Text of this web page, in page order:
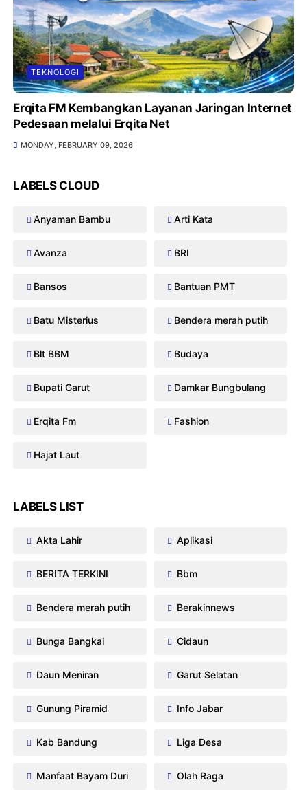
TEKNOLOGI
Erqita FM Kembangkan Layanan Jaringan Internet
Pedesaan melalui Erqita Net
MONDAY, FEBRUARY 09, 2026
LABELS CLOUD
Anyaman Bambu Arti Kata
Avanza BRI
Bansos Bantuan PMT
Batu Misterius Bendera merah putih
Blt BBM Budaya
Bupati Garut Damkar Bungbulang
Erqita Fm Fashion
Hajat Laut
LABELS LIST
Akta Lahir Aplikasi
BERITA TERKINI Bbm
Bendera merah putih Berakinnews
Bunga Bangkai Cidaun
Daun Meniran Garut Selatan
Gunung Piramid Info Jabar
Kab Bandung Liga Desa
Manfaat Bayam Duri Olah Raga